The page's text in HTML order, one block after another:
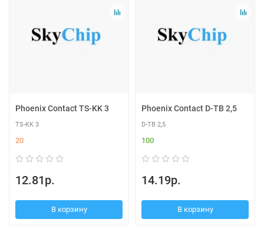
Phoenix Contact TS-KK 3
TS-KK 3
20
12.81р.
В корзину
Phoenix Contact D-TB 2,5
D-TB 2,5
100
14.19р.
В корзину